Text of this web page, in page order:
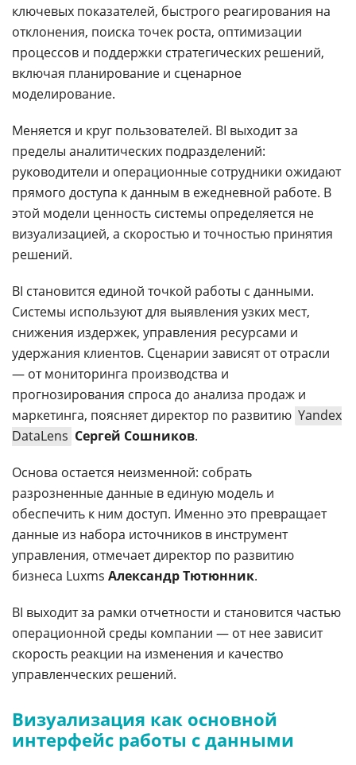
ключевых показателей, быстрого реагирования на
отклонения, поиска точек роста, оптимизации
процессов и поддержки стратегических решений,
включая планирование и сценарное
моделирование.
Меняется и круг пользователей. BI выходит за
пределы аналитических подразделений:
руководители и операционные сотрудники ожидают
прямого доступа к данным в ежедневной работе. В
этой модели ценность системы определяется не
визуализацией, а скоростью и точностью принятия
решений.
BI становится единой точкой работы с данными.
Системы используют для выявления узких мест,
снижения издержек, управления ресурсами и
удержания клиентов. Сценарии зависят от отрасли
— от мониторинга производства и
прогнозирования спроса до анализа продаж и
маркетинга, поясняет директор по развитию Yandex
DataLens Сергей Сошников.
Основа остается неизменной: собрать
разрозненные данные в единую модель и
обеспечить к ним доступ. Именно это превращает
данные из набора источников в инструмент
управления, отмечает директор по развитию
бизнеса Luxms Александр Тютюнник.
BI выходит за рамки отчетности и становится частью
операционной среды компании — от нее зависит
скорость реакции на изменения и качество
управленческих решений.
Визуализация как основной
интерфейс работы с данными